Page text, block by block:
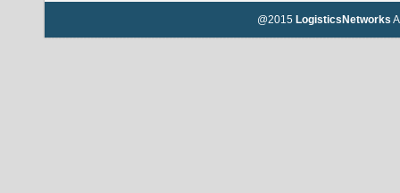
@2015 LogisticsNetworks